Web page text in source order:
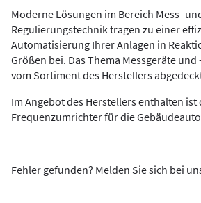
Moderne Lösungen im Bereich Mess-
Regulierungstechnik tragen zu einer
Automatisierung Ihrer Anlagen in
Größen bei. Das Thema Messgeräte
vom Sortiment des Herstellers
Im Angebot des Herstellers enthalten
Frequenzumrichter für die
Fehler gefunden? Melden Sie sich bei